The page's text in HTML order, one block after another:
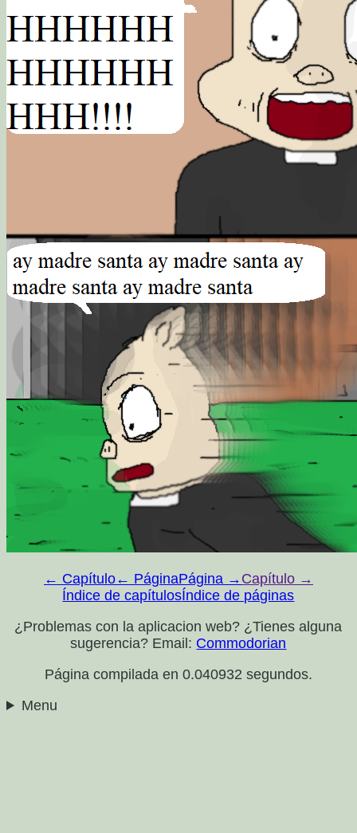
← Capítulo← PáginaPágina → Capítulo →
Índice de capítulosÍndice de páginas
¿Problemas con la aplicacion web? ¿Tienes alguna
sugerencia? Email: Commodorian
Página compilada en 0.040932 segundos.
Menu